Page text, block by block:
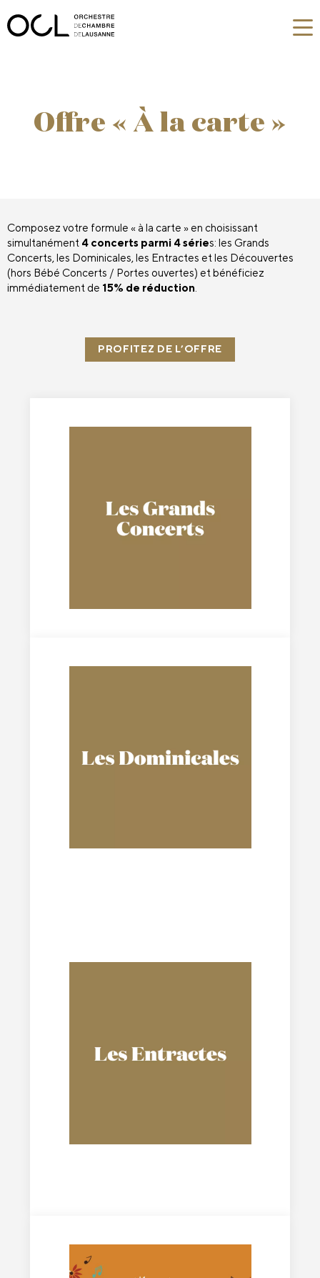
Offre « À la carte »
Composez votre formule « à la carte » en choisissant
simultanément 4 concerts parmi 4 séries: les Grands
Concerts, les Dominicales, les Entractes et les Découvertes
(hors Bébé Concerts / Portes ouvertes) et bénéficiez
immédiatement de 15% de réduction
PROFITEZ DE L’OFFRE